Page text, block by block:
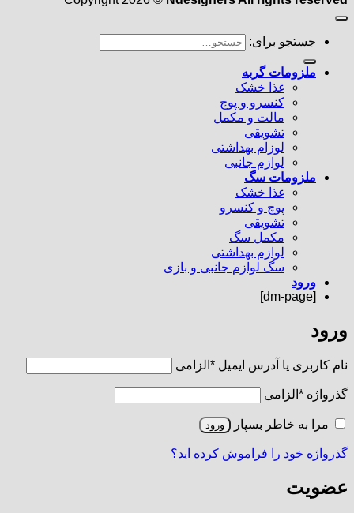
جستجو برای:
ملزومات گربه
غذا خشک
کنسرو و پوچ
مالت و مکمل
تشویقی
لوزام بهداشتی
لوازم جانبی
ملزومات سگ
غذا خشک
پوچ و کنسرو
تشویقی
مکمل سگ
لوازم بهداشتی
سگ لوازم جانبی و بازی
ورود
[dm-page]
ورود
نام کاربری یا آدرس ایمیل * الزامی
گذرواژه * الزامی
مرا به خاطر بسپار ورود
گذرواژه خود را فراموش کرده اید؟
عضویت